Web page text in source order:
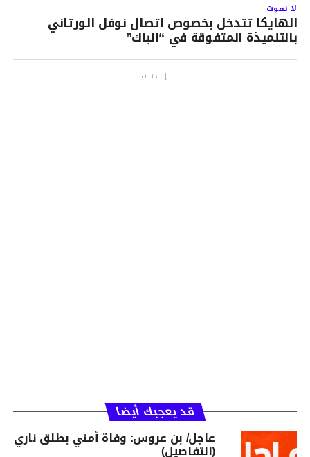
لا تفوت
الهايكا تتدخل بخصوص اتصال نوفل الورتاني
بالتلميذة المتفوقة في “الباك”
إعلانات
قد يعجبك أيضا
عاجل/ بن عروس: وفاة أمني بطلق ناري
(التفاصيل)